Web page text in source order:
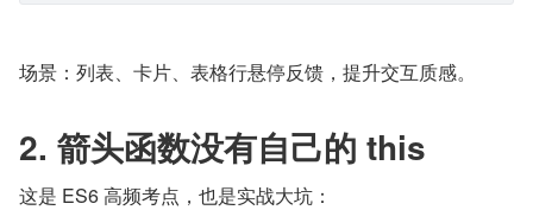
场景：列表、卡片、表格行悬停反馈，提升交互质感。
2. 箭头函数没有自己的 this
这是 ES6 高频考点，也是实战大坑：